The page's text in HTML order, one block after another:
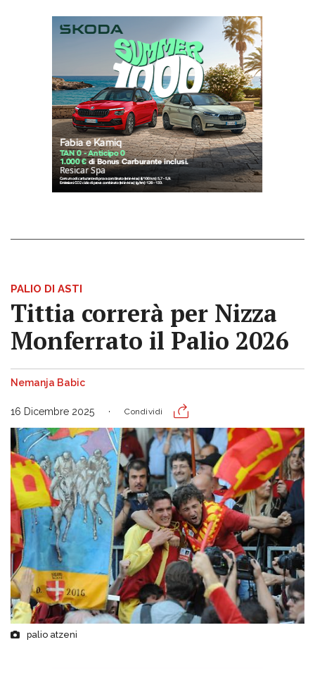
PALIO DI ASTI
Tittia correrà per Nizza
Monferrato il Palio 2026
Nemanja Babic
16 Dicembre 2025 Condividi
palio atzeni